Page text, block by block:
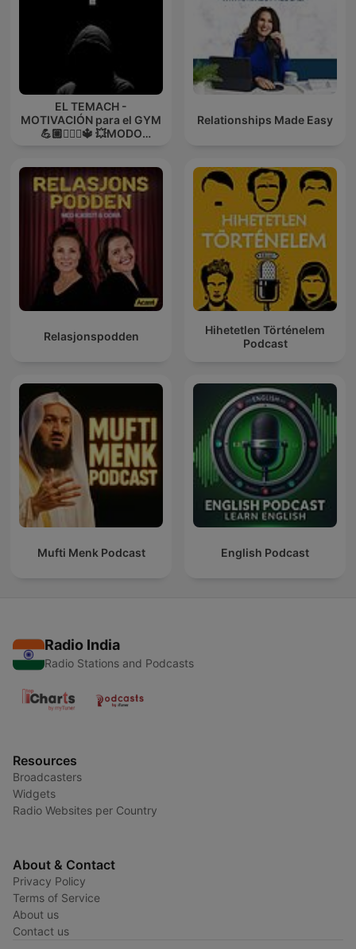
EL TEMACH -
MOTIVACIÓN para el GYM
💪🏼🏋🏻‍♀🔱 💥MODO
Relationships Made Easy
Relasjonspodden
Hihetetlen Történelem
Podcast
Mufti Menk Podcast English Podcast
Radio India
Radio Stations and Podcasts
Resources
Broadcasters
Widgets
Radio Websites per Country
About & Contact
Privacy Policy
Terms of Service
About us
Contact us